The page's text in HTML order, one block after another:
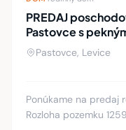
PREDAJ
Pastovce s
Pastovce, Levice
Ponúkame na predaj
Rozloha pozemku 1259m2. Rodinný dom